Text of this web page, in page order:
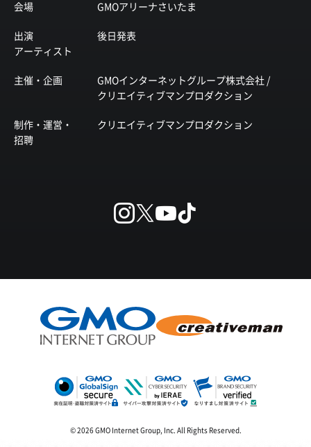
会場 GMOアリーナさいたま
出演
アーティスト
後日発表
主催・企画
GMOインターネットグループ株式会社 /
クリエイティブマンプロダクション
制作・運営・
招聘
クリエイティブマンプロダクション
© 2026 GMO Internet Group, Inc. All Rights Reserved.